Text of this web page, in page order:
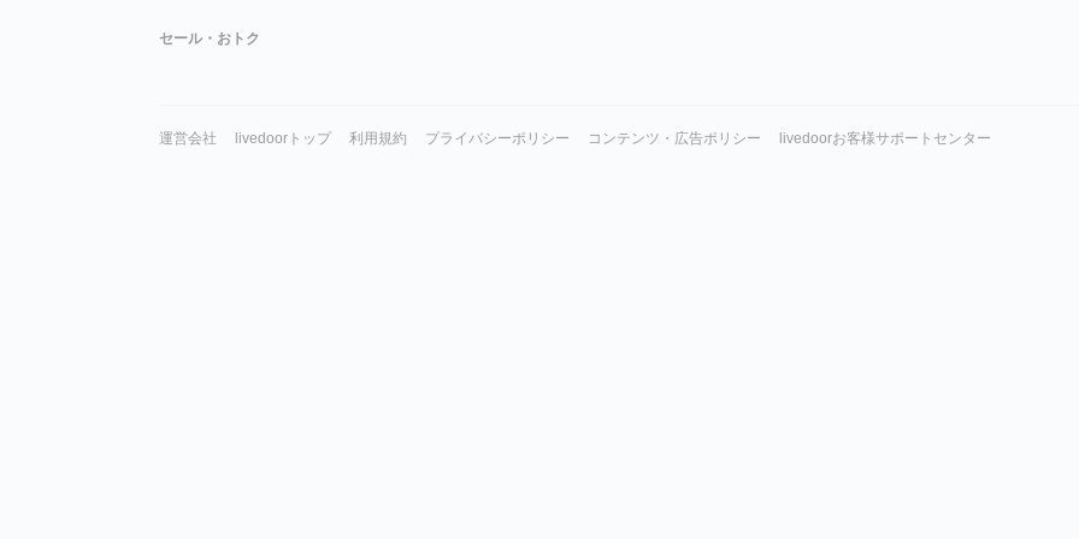
セール・おトク
運営会社 livedoorトップ 利用規約 プライバシーポリシー コンテンツ・広告ポリシー livedoorお客様サポートセンター